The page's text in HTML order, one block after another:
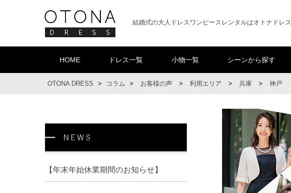
結婚式の大人ドレスワンピースレンタルはオトナドレス
HOME ドレス一覧 小物一覧 シーンから探す
OTONA DRESS > コラム > お客様の声 > 利用エリア > 兵庫 > 神戸
【年末年始休業期間のお知らせ】